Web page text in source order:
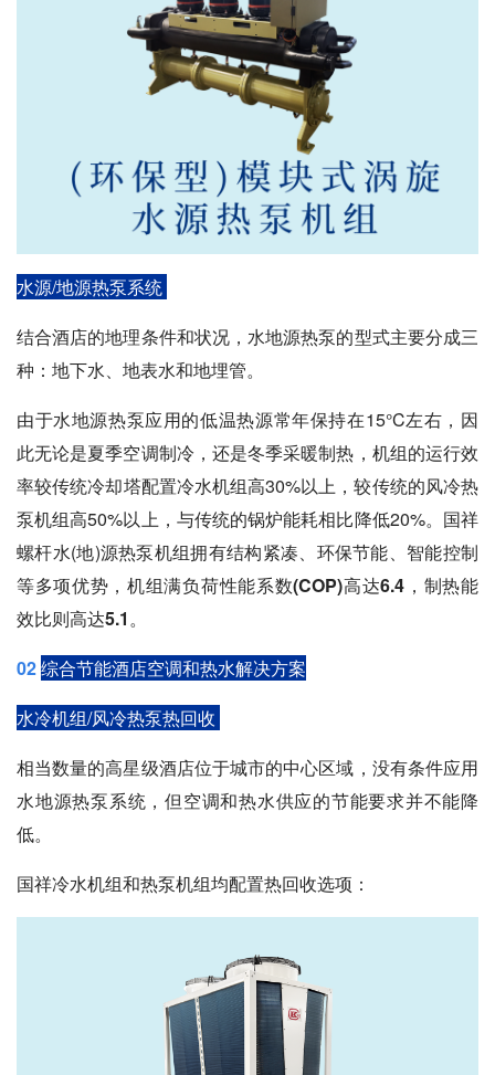
水源/地源热泵系统
结合酒店的地理条件和状况，水地源热泵的型式主要分成三
种： 地下水、地表水和地埋管。
由于水地源热泵应用的低温热源常年保持在15°C左右，因
此无论是夏季空调制冷，还是冬季采暖制热，机组的运行效
率较传统冷却塔配置冷水机组高30%以上，较传统的风冷热
泵机组高50%以上，与传统的锅炉能耗相比降低20%。国祥
螺杆水(地)源热泵机组拥有结构紧凑、环保节能、智能控制
等多项优势，机组满负荷性能系数(COP)高达6.4，制热能
效比则高达5.1。
02综合节能酒店空调和热水解决方案
水冷机组/风冷热泵热回收
相当数量的高星级酒店位于城市的中心区域，没有条件应用
水地源热泵系统，但空调和热水供应的节能要求并不能降
低。
国祥冷水机组和热泵机组均配置热回收选项：